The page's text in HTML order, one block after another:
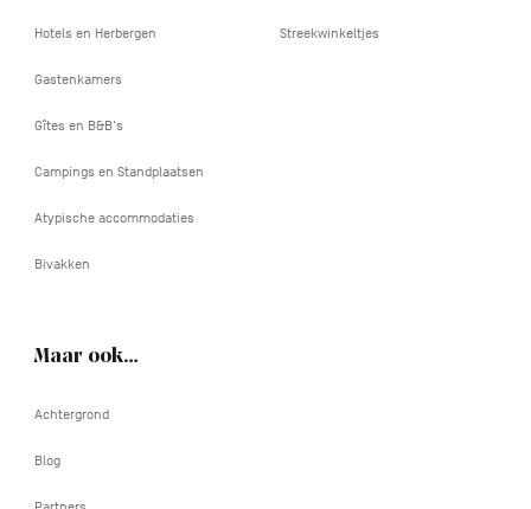
Hotels en Herbergen
Gastenkamers
Gîtes en B&B's
Campings en Standplaatsen
Atypische accommodaties
Bivakken
Streekwinkeltjes
Maar ook…
Achtergrond
Blog